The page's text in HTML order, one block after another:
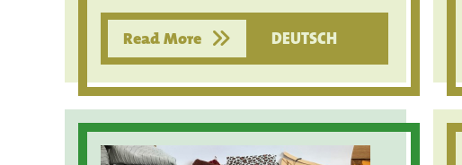
Read More
DEUTSCH